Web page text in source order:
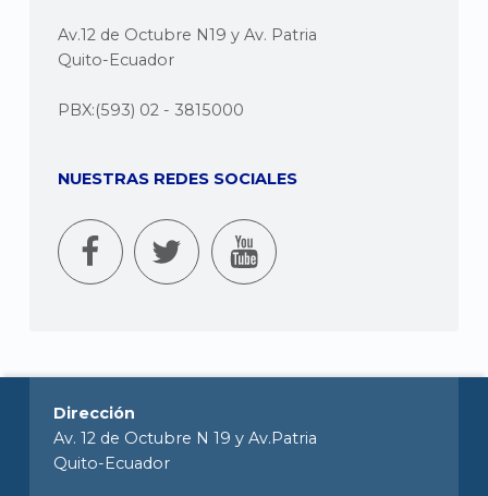
Av.12 de Octubre N19 y Av. Patria
Quito-Ecuador
PBX:(593) 02 - 3815000
NUESTRAS REDES SOCIALES
Dirección
Av. 12 de Octubre N 19 y Av.Patria
Quito-Ecuador